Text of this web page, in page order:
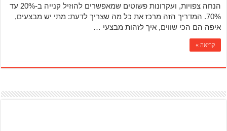
הנחה צפויות, ועקרונות פשוטים שמאפשרים להוזיל קנייה ב-20% עד
70%. המדריך הזה מרכז את כל מה שצריך לדעת: מתי יש מבצעים,
איפה הם הכי שווים, איך לזהות מבצעי …
קריאה »